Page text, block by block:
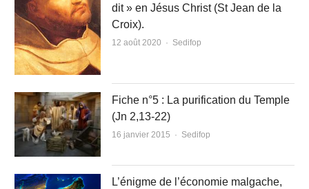
dit » en Jésus Christ (St Jean de la
Croix).
12 août 2020 Author
Sedifop
Fiche n°5 : La purification du Temple
(Jn 2,13-22)
16 janvier 2015 Author
Sedifop
L’énigme de l’économie malgache,